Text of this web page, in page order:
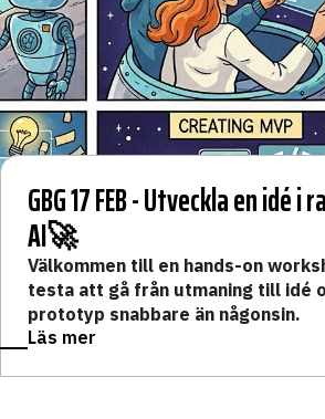
GBG 17 FEB - Utveckla en idé
AI🚀
Välkommen till en hands-on
testa att gå från utmaning till idé
prototyp snabbare än någonsin.
Läs mer